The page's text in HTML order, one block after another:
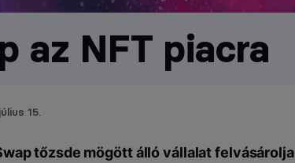
az NFT piacra
15.
tőzsde mögött álló vállalat felvásárolja